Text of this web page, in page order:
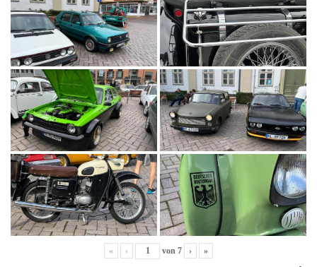
« ‹ von 7 › »